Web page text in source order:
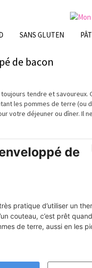
SANS GLUTEN
de bacon
tendre et savoureux.
les pommes de terre (ou
votre déjeunerou dîner. Il
de
pratique d’utiliser un
couteau, c’est prêt
de terre, aussi en les